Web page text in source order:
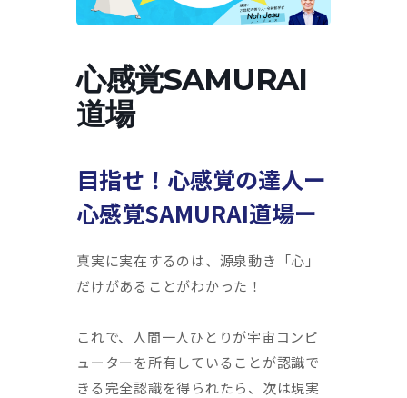
心感覚SAMURAI
道場
目指せ！心感覚の達人ー
心感覚SAMURAI道場ー
真実に実在するのは、源泉動き「心」
だけがあることがわかった！
これで、人間一人ひとりが宇宙コンピ
ューターを所有していることが認識で
きる完全認識を得られたら、次は現実